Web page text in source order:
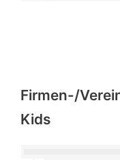
Firmen-/
Kids